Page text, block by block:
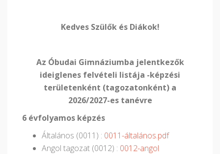
Kedves Szülők és Diákok!
Az Óbudai Gimnáziumba jelentkezők
ideiglenes felvételi listája -képzési
területenként (tagozatonként) a
2026/2027-es tanévre
6 évfolyamos képzés
Általános (0011) : 0011-általános.pdf
Angol tagozat (0012) : 0012-angol